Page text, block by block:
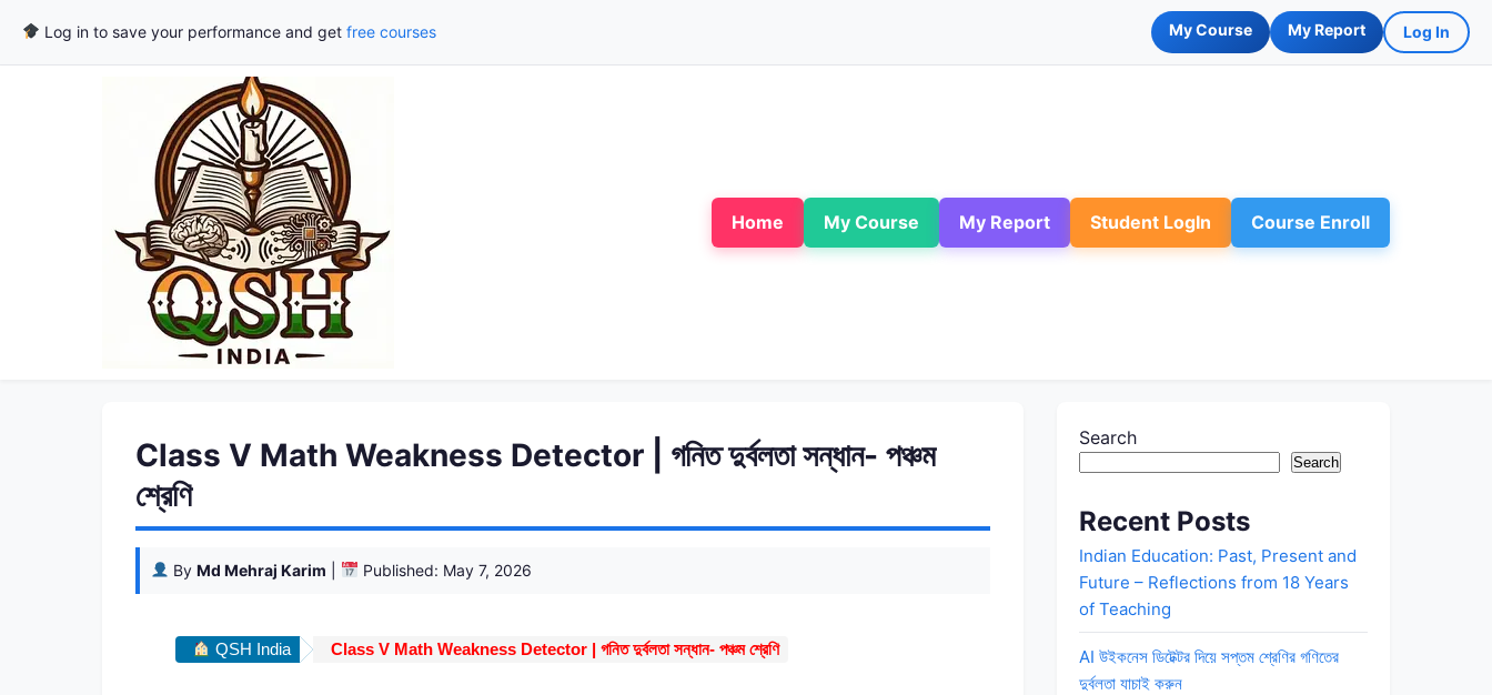
Log in to save your performance and get free courses My Course My Report Log In
Home My Course My Report Student LogIn Course Enroll
Class V Math Weakness Detector | গনিত দুর্বলতা সন্ধান- পঞ্চম
শ্রেণি
By Md Mehraj Karim Published: May 7, 2026
QSH India Class V Math Weakness Detector | গনিত দুর্বলতা সন্ধান- পঞ্চম শ্রেণি
Search
Search
Recent Posts
Indian Education: Past, Present and
Future – Reflections from 18 Years
of Teaching
AI উইকনেস ডিটেক্টর দিয়ে সপ্তম শ্রেণির গণিতের
দুর্বলতা যাচাই করুন